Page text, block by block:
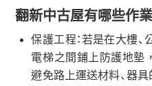
翻新中古屋有哪些作
保護工程：若是在大樓、
電梯之間鋪上防護地墊
避免路上運送材料、器